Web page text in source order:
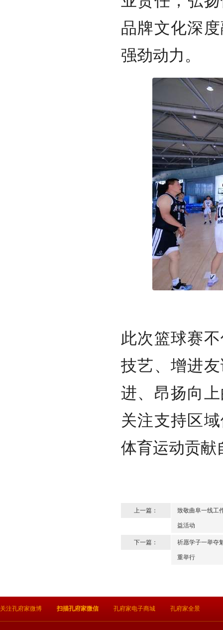
品牌文化深
强劲动力。
此次篮球赛
技艺、增进
进、昂扬向
关注支持区
体育运动贡献
上一篇： 致敬曲阜一线工
益活动
下一篇： 祈愿学子一举夺
重举行
关注孔府家微博 扫描孔府家微信 孔府家电子商城 孔府家全景